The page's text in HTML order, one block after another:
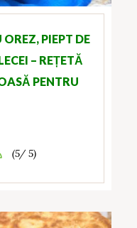
PIEPT DE
– REȚETĂ
PENTRU
(5/ 5)